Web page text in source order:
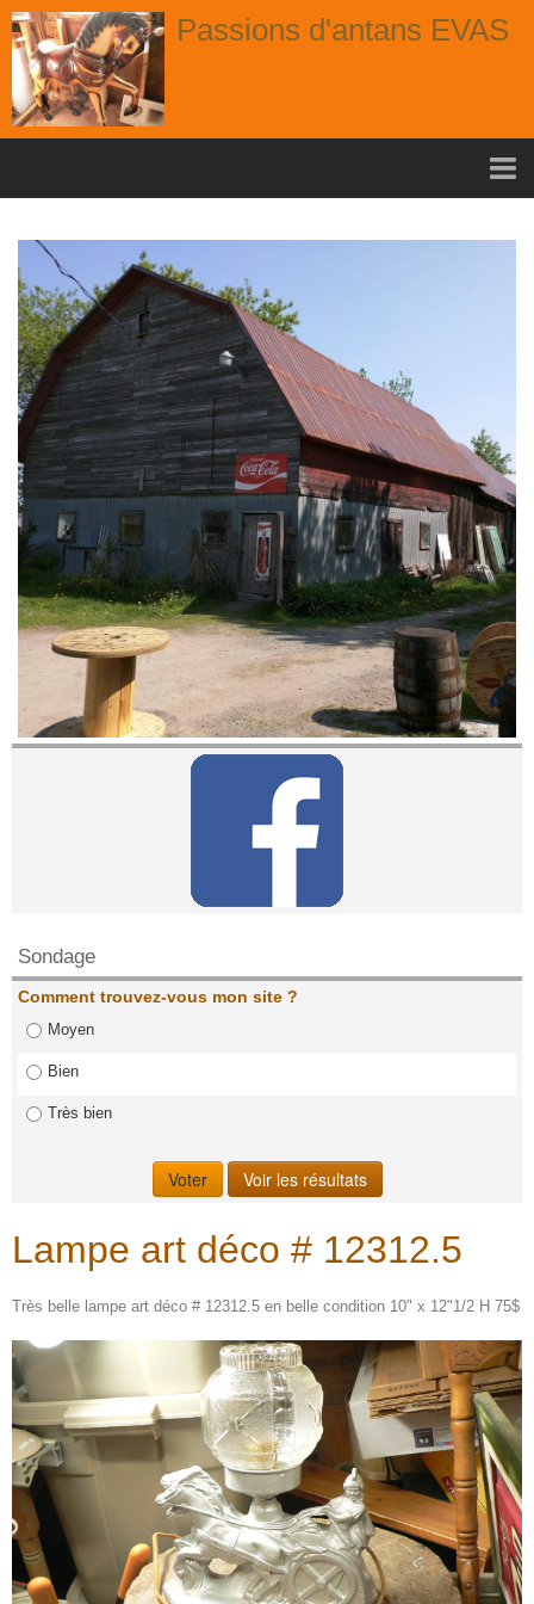
Passions d'antans EVAS
nouvelle arrivage aout
Album
Portes
Fenêtres
Chaises
Contact
Contactez nous!
Sondage
Comment trouvez-vous mon site ?
Moyen
Bien
Très bien
Lampe art déco # 12312.5
Très belle lampe art déco # 12312.5 en belle condition 10" x 12"1/2 H 75$